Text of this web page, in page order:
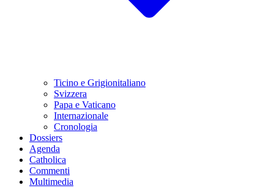
Ticino e Grigionitaliano
Svizzera
Papa e Vaticano
Internazionale
Cronologia
Dossiers
Agenda
Catholica
Commenti
Multimedia